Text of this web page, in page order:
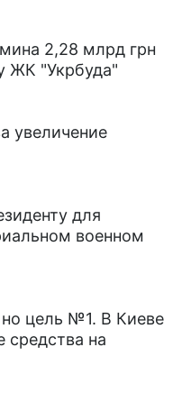
2,28 млрд грн
ЖК "Укрбуда"
увеличение
для
военном
цель №1. В Киеве
средства на